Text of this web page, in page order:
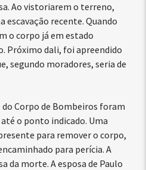
Ao vistoriarem o terreno,
escavação recente. Quando
o corpo já em estado
Próximo dali, foi apreendido
segundo moradores, seria de
Corpo de Bombeiros foram
o ponto indicado. Uma
para remover o corpo,
para perícia. A
da morte. A esposa de Paulo